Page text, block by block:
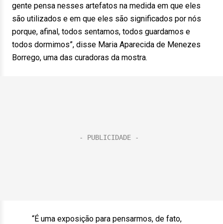
gente pensa nesses artefatos na medida em que eles
são utilizados e em que eles são significados por nós
porque, afinal, todos sentamos, todos guardamos e
todos dormimos”, disse Maria Aparecida de Menezes
Borrego, uma das curadoras da mostra.
“É uma exposição para pensarmos, de fato,